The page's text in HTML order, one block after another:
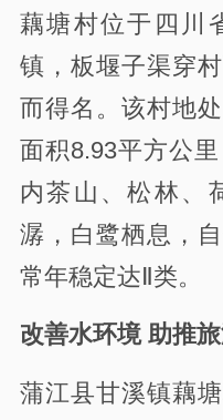
藕塘村位于四川
镇，板堰子渠穿
而得名。该村地
面积8.93平方公
内茶山、松林、
潺，白鹭栖息，
常年稳定达Ⅱ类。
改善水环境 助推
蒲江县甘溪镇藕